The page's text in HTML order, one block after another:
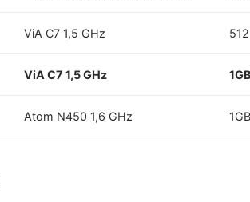
ViA C7 1,5 GHz
ViA C7 1,5 GHz
Atom N450 1,6 GHz